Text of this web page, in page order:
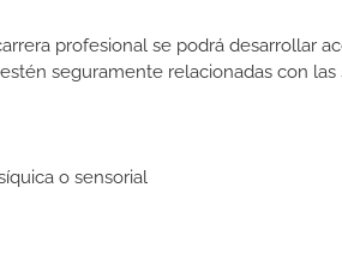
profesional se podrá desarrollar
seguramente relacionadas con las
o sensorial